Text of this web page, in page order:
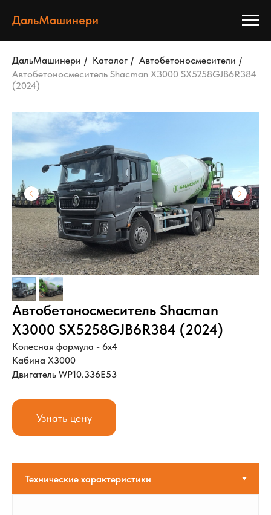
ДальМашинери
ДальМашинери / Каталог / Автобетоносмесители /
Автобетоносмеситель Shacman X3000 SX5258GJB6R384
(2024)
Автобетоносмеситель Shacman
X3000 SX5258GJB6R384 (2024)
Колесная формула - 6х4
Кабина X3000
Двигатель WP10.336E53
Узнать цену